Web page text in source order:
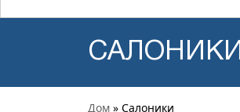
САЛОНИКИ
Дом » Салоники